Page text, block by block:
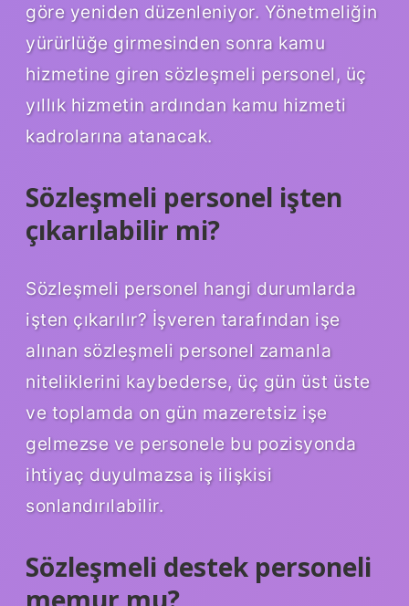
göre yeniden düzenleniyor. Yönetmeliğin
yürürlüğe girmesinden sonra kamu
hizmetine giren sözleşmeli personel, üç
yıllık hizmetin ardından kamu hizmeti
kadrolarına atanacak.
Sözleşmeli personel işten
çıkarılabilir mi?
Sözleşmeli personel hangi durumlarda
işten çıkarılır? İşveren tarafından işe
alınan sözleşmeli personel zamanla
niteliklerini kaybederse, üç gün üst üste
ve toplamda on gün mazeretsiz işe
gelmezse ve personele bu pozisyonda
ihtiyaç duyulmazsa iş ilişkisi
sonlandırılabilir.
Sözleşmeli destek personeli